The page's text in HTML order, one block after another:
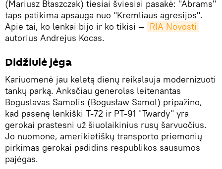
(Mariusz Błaszczak) tiesiai šviesiai pasakė: "Abrams"
taps patikima apsauga nuo "Kremliaus agresijos".
Apie tai, ko lenkai bijo ir ko tikisi — RIA Novosti
autorius Andrejus Kocas.
Didžiulė jėga
Kariuomenė jau keletą dienų reikalauja modernizuoti
tankų parką. Anksčiau generolas leitenantas
Boguslavas Samolis (Bogusław Samol) pripažino,
kad pasenę lenkiški T-72 ir PT-91 "Twardy" yra
gerokai prastesni už šiuolaikinius rusų šarvuočius.
Jo nuomone, amerikietiškų transporto priemonių
pirkimas gerokai padidins respublikos sausumos
pajėgas.